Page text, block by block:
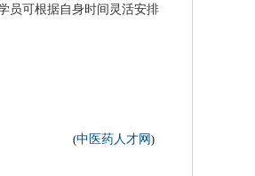
员可根据自身时间灵活安排
(中医药人才网 )